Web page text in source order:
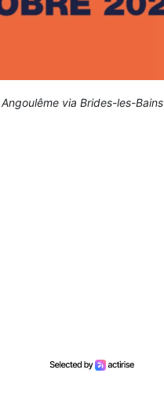
via Brides-les-Bains